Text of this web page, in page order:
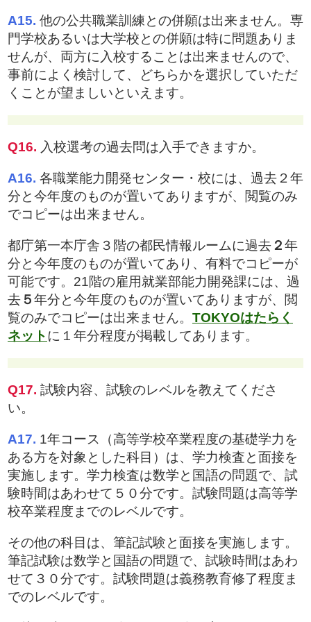
A15. 他の公共職業訓練との併願は出来ません。専
門学校あるいは大学校との併願は特に問題ありま
せんが、両方に入校することは出来ませんので、
事前によく検討して、どちらかを選択していただ
くことが望ましいといえます。
Q16. 入校選考の過去問は入手できますか。
A16. 各職業能力開発センター・校には、過去２年
分と今年度のものが置いてありますが、閲覧のみ
でコピーは出来ません。
都庁第一本庁舎３階の都民情報ルームに過去２年
分と今年度のものが置いてあり、有料でコピーが
可能です。21階の雇用就業部能力開発課には、過
去５年分と今年度のものが置いてありますが、閲
覧のみでコピーは出来ません。 TOKYOはたらく
ネットに１年分程度が掲載してあります。
Q17. 試験内容、試験のレベルを教えてくださ
い。
A17. 1年コース（高等学校卒業程度の基礎学力を
ある方を対象とした科目）は、学力検査と面接を
実施します。学力検査は数学と国語の問題で、試
験時間はあわせて５０分です。試験問題は高等学
校卒業程度までのレベルです。
その他の科目は、筆記試験と面接を実施します。
筆記試験は数学と国語の問題で、試験時間はあわ
せて３０分です。試験問題は義務教育修了程度ま
でのレベルです。